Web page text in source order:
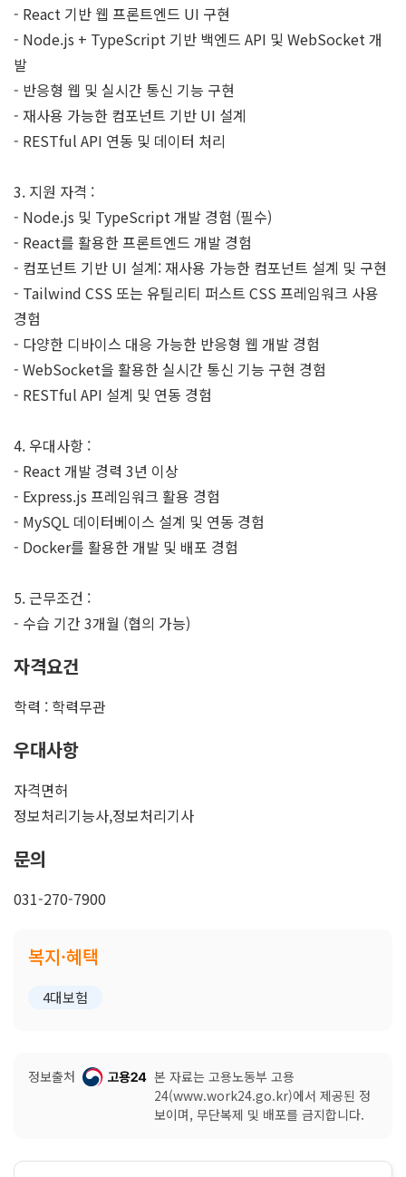
- React 기반 웹 프론트엔드 UI 구현
- Node.js + TypeScript 기반 백엔드 API 및 WebSocket 개
발
- 반응형 웹 및 실시간 통신 기능 구현
- 재사용 가능한 컴포넌트 기반 UI 설계
- RESTful API 연동 및 데이터 처리
3. 지원 자격 :
- Node.js 및 TypeScript 개발 경험 (필수)
- React를 활용한 프론트엔드 개발 경험
- 컴포넌트 기반 UI 설계: 재사용 가능한 컴포넌트 설계 및 구현
- Tailwind CSS 또는 유틸리티 퍼스트 CSS 프레임워크 사용
경험
- 다양한 디바이스 대응 가능한 반응형 웹 개발 경험
- WebSocket을 활용한 실시간 통신 기능 구현 경험
- RESTful API 설계 및 연동 경험
4. 우대사항 :
- React 개발 경력 3년 이상
- Express.js 프레임워크 활용 경험
- MySQL 데이터베이스 설계 및 연동 경험
- Docker를 활용한 개발 및 배포 경험
5. 근무조건 :
- 수습 기간 3개월 (협의 가능)
자격요건
학력 : 학력무관
우대사항
자격면허
정보처리기능사,정보처리기사
문의
031-270-7900
복지·혜택
4대보험
정보출처
본 자료는 고용노동부 고용
24(www.work24.go.kr)에서 제공된 정
보이며, 무단복제 및 배포를 금지합니다.